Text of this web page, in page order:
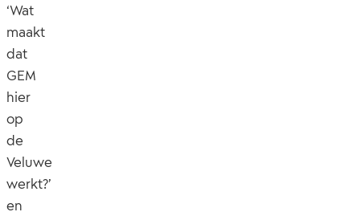
‘Wat
maakt
dat
GEM
hier
op
de
Veluwe
werkt?’
en